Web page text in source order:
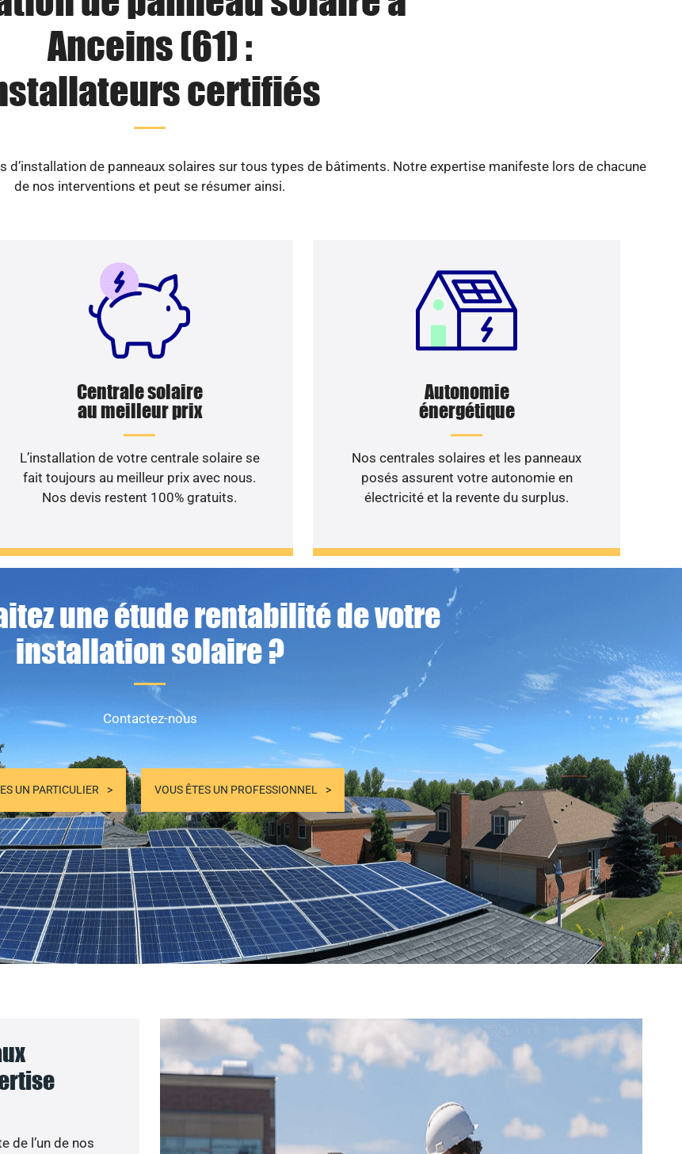
Anceins (61) :
certifiés
de panneaux solaires sur tous types de bâtiments. Notre expertise manifeste lors de chacune
de nos interventions et peut se résumer ainsi.
Centrale solaire
au meilleur prix
L’installation de votre centrale solaire se
fait toujours au meilleur prix avec nous.
Nos devis restent 100% gratuits.
Autonomie
énergétique
Nos centrales solaires et les panneaux
posés assurent votre autonomie en
électricité et la revente du surplus.
une étude rentabilité de votre
installation solaire ?
Contactez-nous
UN PARTICULIER VOUS ÊTES UN PROFESSIONNEL
de l’un de nos